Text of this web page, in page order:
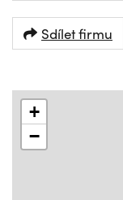
Sdílet firmu
+
−